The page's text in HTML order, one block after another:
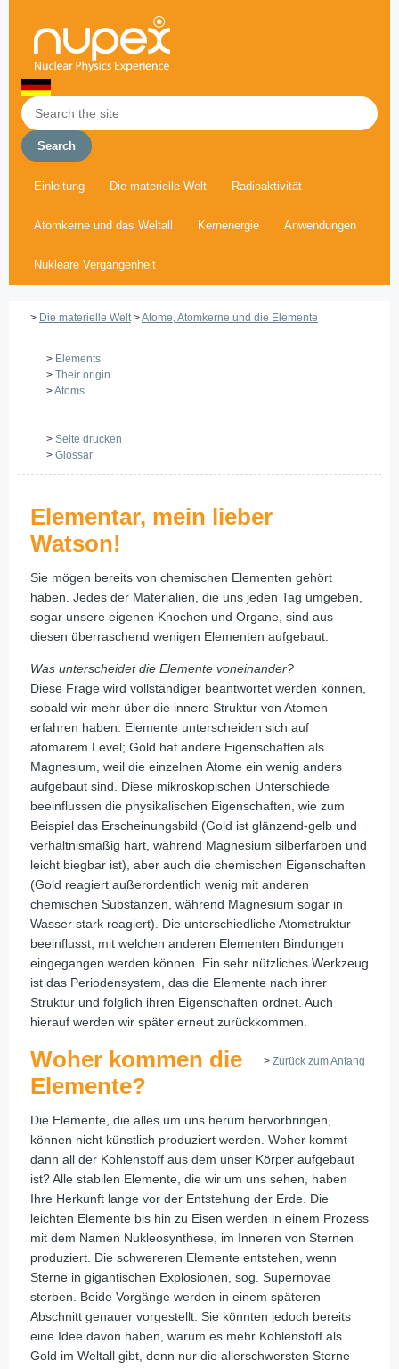
Einleitung Die materielle Welt Radioaktivität
Atomkerne und das Weltall Kernenergie Anwendungen
Nukleare Vergangenheit
> Die materielle Welt>Atome, Atomkerne und die Elemente
> Elements
> Their origin
>Atoms
> Seite drucken
> Glossar
Elementar, mein lieber
Watson!
Sie mögen bereits von chemischen Elementen gehört
haben. Jedes der Materialien, die uns jeden Tag umgeben,
sogar unsere eigenen Knochen und Organe, sind aus
diesen überraschend wenigen Elementen aufgebaut.
Was unterscheidet die Elemente voneinander?
Diese Frage wird vollständiger beantwortet werden können,
sobald wir mehr über die innere Struktur von Atomen
erfahren haben. Elemente unterscheiden sich auf
atomarem Level; Gold hat andere Eigenschaften als
Magnesium, weil die einzelnen Atome ein wenig anders
aufgebaut sind. Diese mikroskopischen Unterschiede
beeinflussen die physikalischen Eigenschaften, wie zum
Beispiel das Erscheinungsbild (Gold ist glänzend-gelb und
verhältnismäßig hart, während Magnesium silberfarben und
leicht biegbar ist), aber auch die chemischen Eigenschaften
(Gold reagiert außerordentlich wenig mit anderen
chemischen Substanzen, während Magnesium sogar in
Wasser stark reagiert). Die unterschiedliche Atomstruktur
beeinflusst, mit welchen anderen Elementen Bindungen
eingegangen werden können. Ein sehr nützliches Werkzeug
ist das Periodensystem, das die Elemente nach ihrer
Struktur und folglich ihren Eigenschaften ordnet. Auch
hierauf werden wir später erneut zurückkommen.
> Zurück zum Anfang
Woher kommen die
Elemente?
Die Elemente, die alles um uns herum hervorbringen,
können nicht künstlich produziert werden. Woher kommt
dann all der Kohlenstoff aus dem unser Körper aufgebaut
ist? Alle stabilen Elemente, die wir um uns sehen, haben
Ihre Herkunft lange vor der Entstehung der Erde. Die
leichten Elemente bis hin zu Eisen werden in einem Prozess
mit dem Namen Nukleosynthese, im Inneren von Sternen
produziert. Die schwereren Elemente entstehen, wenn
Sterne in gigantischen Explosionen, sog. Supernovae
sterben. Beide Vorgänge werden in einem späteren
Abschnitt genauer vorgestellt. Sie könnten jedoch bereits
eine Idee davon haben, warum es mehr Kohlenstoff als
Gold im Weltall gibt, denn nur die allerschwersten Sterne